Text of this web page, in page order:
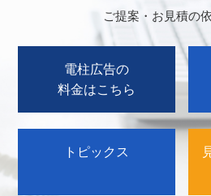
ご提案・お見積の
電柱広告の
料金はこちら
トピックス